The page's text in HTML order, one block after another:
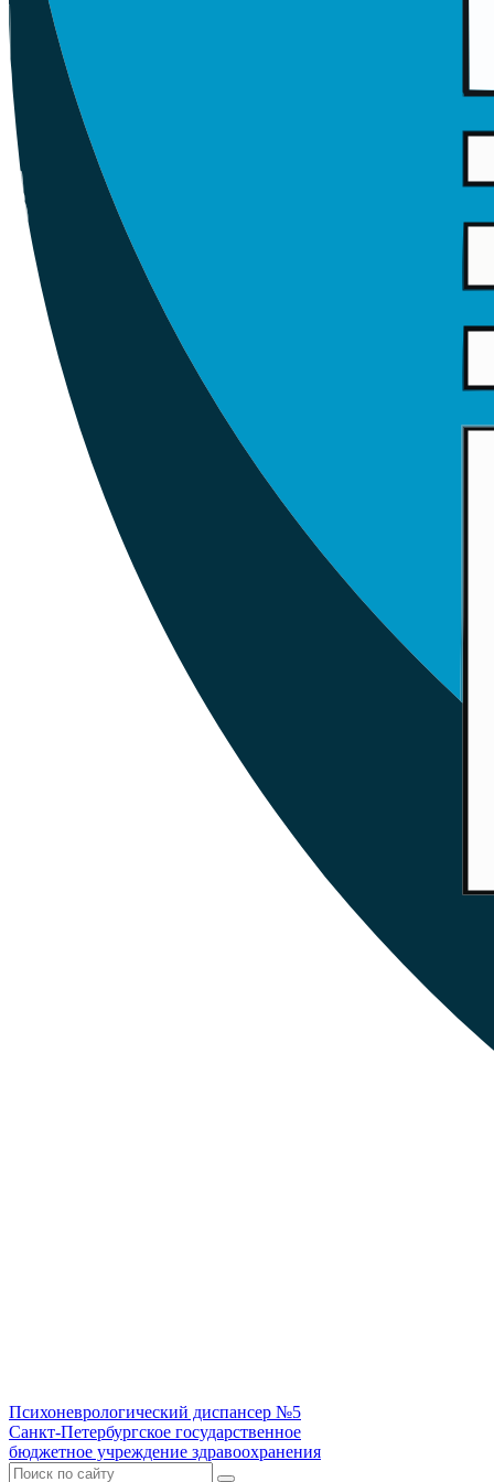
Психоневрологический диспансер №5
Санкт-Петербургское государственное
бюджетное учреждение здравоохранения